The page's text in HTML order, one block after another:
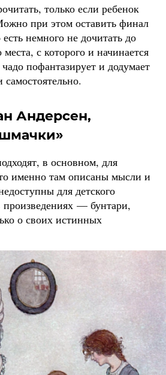
только если ребенок
при этом оставить финал
немного не дочитать до
с которого и начинается
пофантазирует и додумает
Андерсен,
в основном, для
именно там описаны мысли и
для детского
— бунтари,
о своих истинных